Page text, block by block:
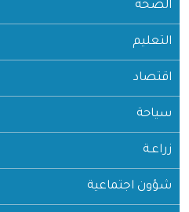
الصحة
التعليم
اقتصاد
سياحة
زراعـة
شؤون اجتماعية